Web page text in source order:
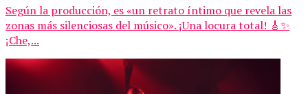
Según la producción, es «un retrato íntimo que revela las
zonas más silenciosas del músico». ¡Una locura total! 🎸✨
¡Che,...